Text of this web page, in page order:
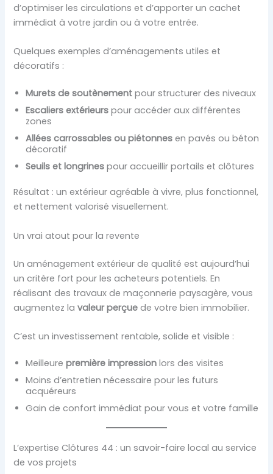
d’optimiser les circulations et d’apporter un cachet
immédiat à votre jardin ou à votre entrée.
Quelques exemples d’aménagements utiles et
décoratifs :
Murets de soutènement pour structurer des niveaux
Escaliers extérieurs pour accéder aux différentes
zones
Allées carrossables ou piétonnes en pavés ou béton
décoratif
Seuils et longrines pour accueillir portails et clôtures
Résultat : un extérieur agréable à vivre, plus fonctionnel,
et nettement valorisé visuellement.
Un vrai atout pour la revente
Un aménagement extérieur de qualité est aujourd’hui
un critère fort pour les acheteurs potentiels. En
réalisant des travaux de maçonnerie paysagère, vous
augmentez lavaleur perçue de votre bien immobilier.
C’est un investissement rentable, solide et visible :
Meilleurepremière impression lors des visites
Moins d’entretien nécessaire pour les futurs
acquéreurs
Gain de confort immédiat pour vous et votre famille
L’expertise Clôtures 44 : un savoir-faire local au service
de vos projets